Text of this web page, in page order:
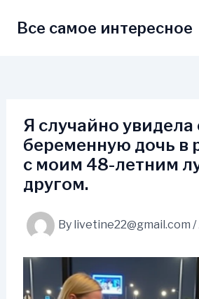
Все самое интересное
Я случайно
беременную дочь в
с моим 48-летним
другом.
By livetine22@gmail.com /